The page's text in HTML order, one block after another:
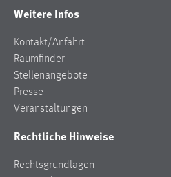
Weitere Infos
Kontakt/Anfahrt
Raumfinder
Stellenangebote
Presse
Veranstaltungen
Rechtliche Hinweise
Rechtsgrundlagen